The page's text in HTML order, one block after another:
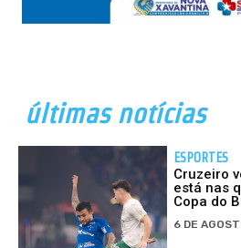
últimas notícias
ESPORTES
Cruzeiro
está nas
Copa do
6 DE